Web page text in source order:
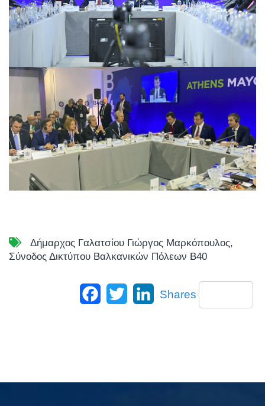
Δήμαρχος Γαλατσίου Γιώργος Μαρκόπουλος,
Σύνοδος Δικτύπου Βαλκανικών Πόλεων Β40
Facebook
Twitter LinkedIn
Shares